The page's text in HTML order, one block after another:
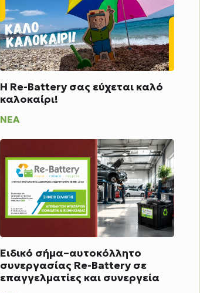
Η Re-Battery σας εύχεται καλό
καλοκαίρι!
ΝΈΑ
Ειδικό σήμα–αυτοκόλλητο
συνεργασίας Re-Battery σε
επαγγελματίες και συνεργεία